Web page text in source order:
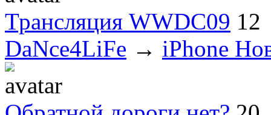
Трансляция WWDC09 12
DaNce4LiFe → iPhone